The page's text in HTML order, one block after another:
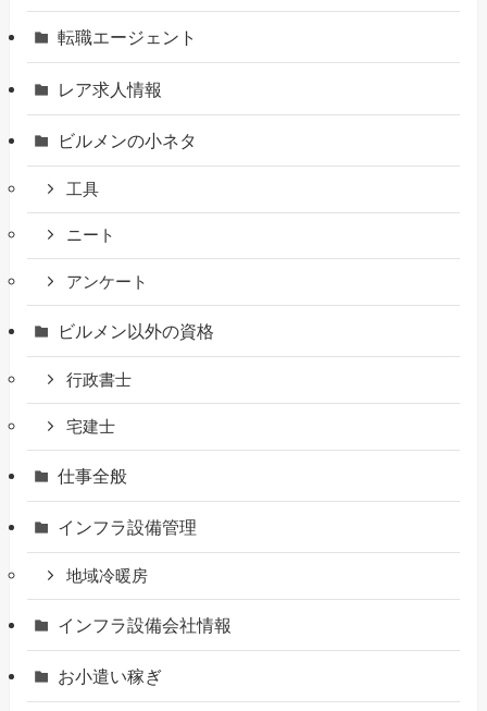
転職エージェント
レア求人情報
ビルメンの小ネタ
工具
ニート
アンケート
ビルメン以外の資格
行政書士
宅建士
仕事全般
インフラ設備管理
地域冷暖房
インフラ設備会社情報
お小遣い稼ぎ